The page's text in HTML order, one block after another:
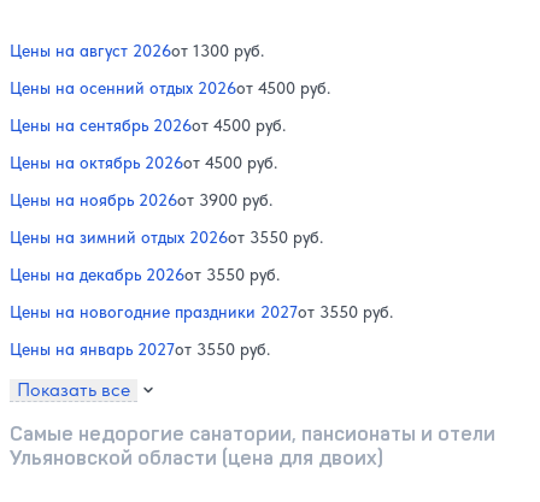
Цены на август 2026от 1300 руб.
Цены на осенний отдых 2026от 4500 руб.
Цены на сентябрь 2026от 4500 руб.
Цены на октябрь 2026от 4500 руб.
Цены на ноябрь 2026от 3900 руб.
Цены на зимний отдых 2026от 3550 руб.
Цены на декабрь 2026от 3550 руб.
Цены на новогодние праздники 2027от 3550 руб.
Цены на январь 2027от 3550 руб.
Показать все
Самые недорогие санатории, пансионаты и отели
Ульяновской области (цена для двоих)